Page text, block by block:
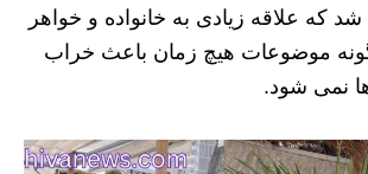
که علاقه زیادی به خانواده و خواهر
موضوعات هیچ زمان باعث خراب
نمی شود.